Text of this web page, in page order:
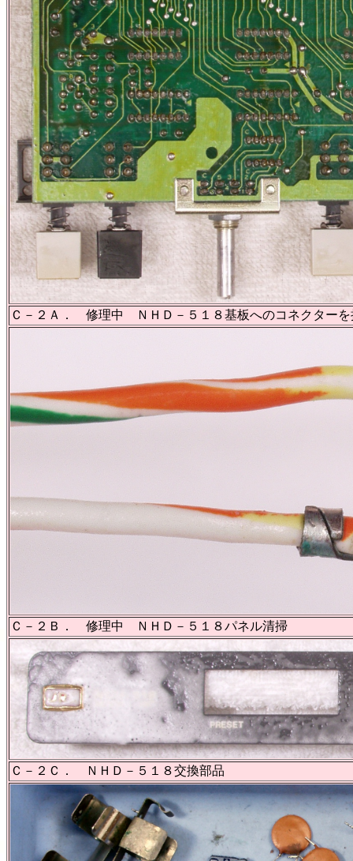
Ｃ－２Ａ． 修理中 ＮＨＤ－５１８基板へのコネクターを
Ｃ－２Ｂ． 修理中 ＮＨＤ－５１８パネル清掃
Ｃ－２Ｃ． ＮＨＤ－５１８交換部品